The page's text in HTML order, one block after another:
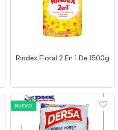
Rindex Floral 2 En 1 De 1500g
NUEVO